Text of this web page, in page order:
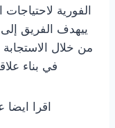
الفورية
ييهدف الفريق
من خلال الاستجابة
في بناء
اقرا ايضا